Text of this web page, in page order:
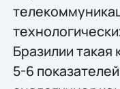
Бразилии
5-6